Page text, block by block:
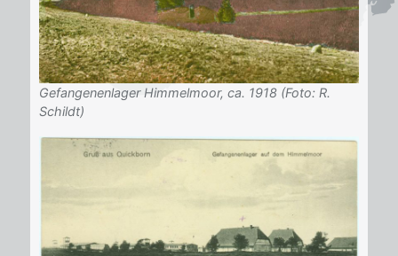
Gefangenenlager Himmelmoor, ca. 1918 (Foto: R.
Schildt)